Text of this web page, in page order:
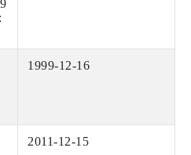
1999-12-16
2011-12-15